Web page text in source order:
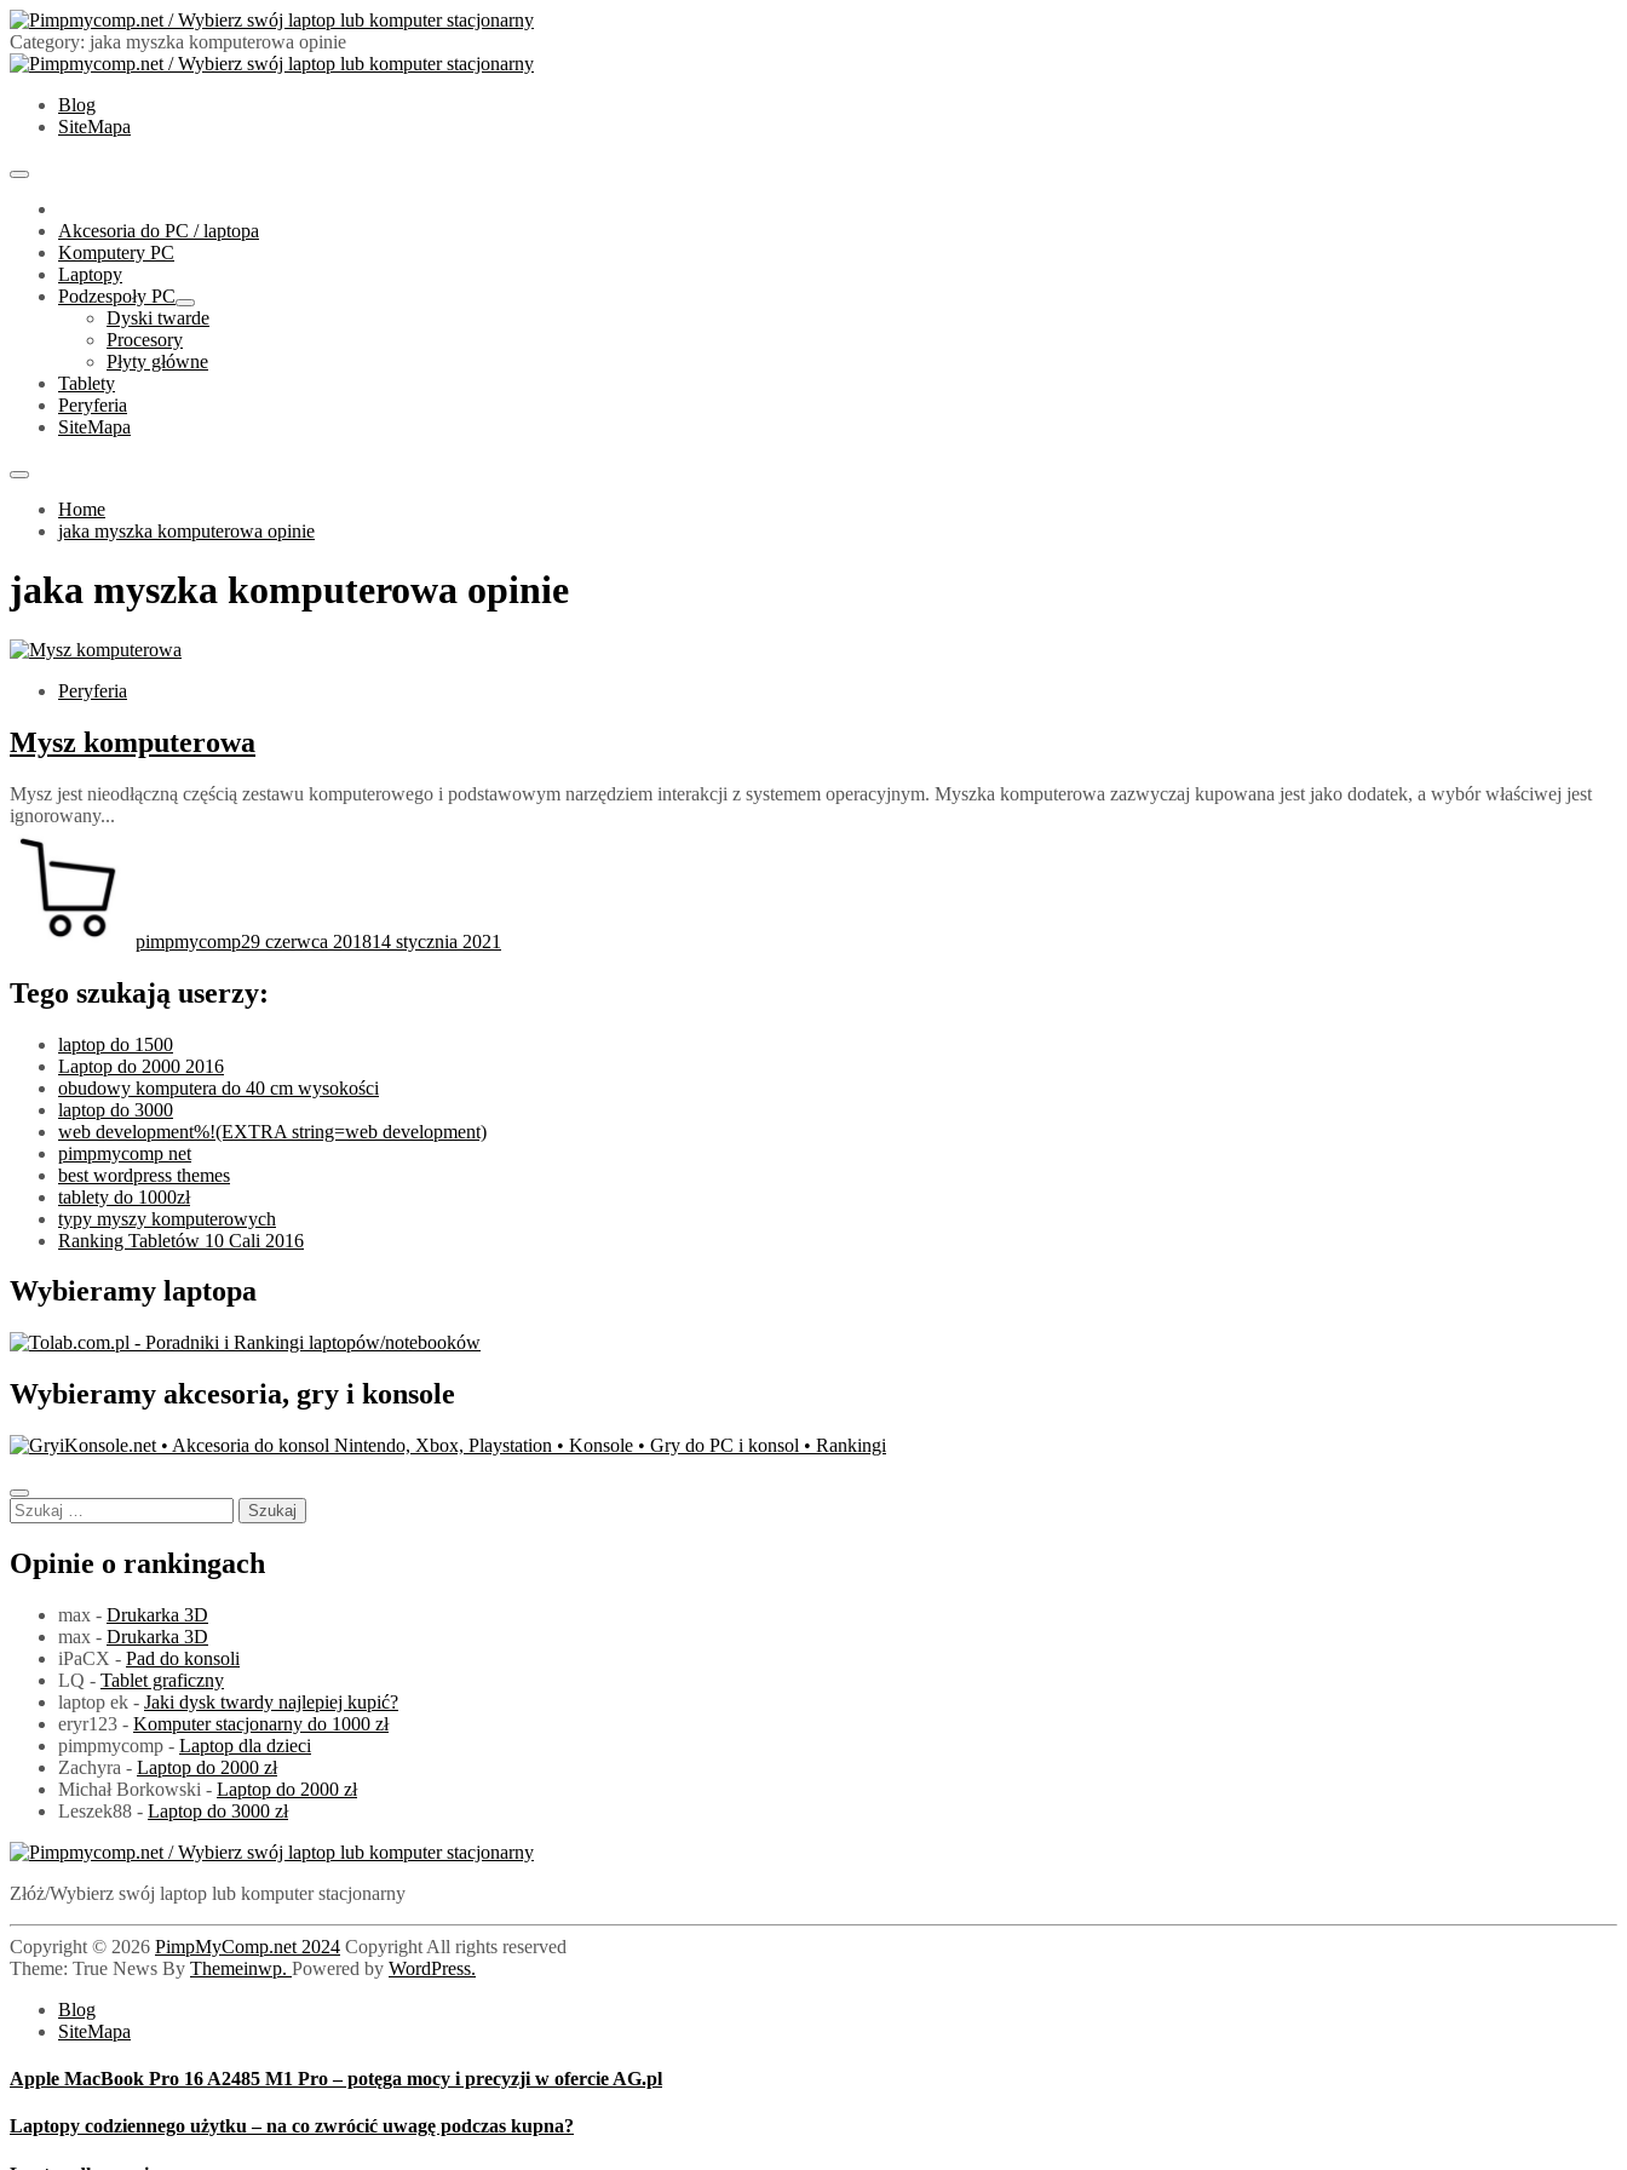
Skip
to
content
Category: jaka myszka komputerowa opinie
Złóż/Wybierz swój laptop lub komputer stacjonarny
Blog
SiteMapa
Primary
Akcesoria do PC / laptopa
Komputery PC
Laptopy
Podzespoły PC
Show
sub
Dyski twarde
Procesory
Płyty główne
Tablety
Peryferia
SiteMapa
Home
jaka myszka komputerowa opinie
jaka myszka komputerowa opinie
Peryferia
Mysz komputerowa
Mysz jest nieodłączną częścią zestawu komputerowego i podstawowym narzędziem interakcji z systemem operacyjnym. Myszka komputerowa zazwyczaj kupowana jest jako dodatek, a wybór właściwej jest
ignorowany...
pimpmycomp29 czerwca 201814 stycznia 2021
Tego szukają userzy:
laptop do 1500
Laptop do 2000 2016
obudowy komputera do 40 cm wysokości
laptop do 3000
web development%!(EXTRA string=web development)
pimpmycomp net
best wordpress themes
tablety do 1000zł
typy myszy komputerowych
Ranking Tabletów 10 Cali 2016
Wybieramy laptopa
Wybieramy akcesoria, gry i konsole
Szukaj:
Opinie o rankingach
max - Drukarka 3D
max - Drukarka 3D
iPaCX - Pad do konsoli
LQ - Tablet graficzny
laptop ek - Jaki dysk twardy najlepiej kupić?
eryr123 - Komputer stacjonarny do 1000 zł
pimpmycomp - Laptop dla dzieci
Zachyra - Laptop do 2000 zł
Michał Borkowski - Laptop do 2000 zł
Leszek88 - Laptop do 3000 zł
Złóż/Wybierz swój laptop lub komputer stacjonarny
Copyright © 2026 PimpMyComp.net 2024 Copyright All rights reserved
Theme: True News By Themeinwp. Powered by WordPress.
Blog
SiteMapa
Apple MacBook Pro 16 A2485 M1 Pro – potęga mocy i precyzji w ofercie AG.pl
Laptopy codziennego użytku – na co zwrócić uwagę podczas kupna?